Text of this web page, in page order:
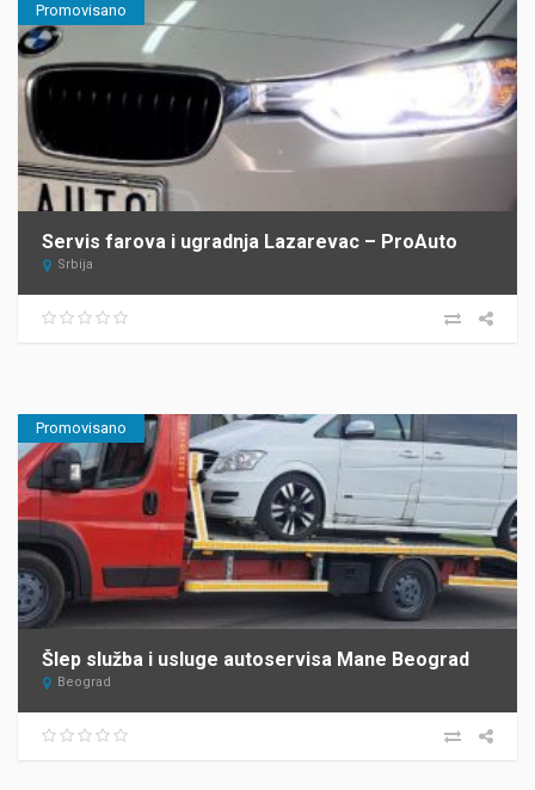
Promovisano
Servis farova i ugradnja Lazarevac – ProAuto
Srbija
Promovisano
Šlep služba i usluge autoservisa Mane Beograd
Beograd